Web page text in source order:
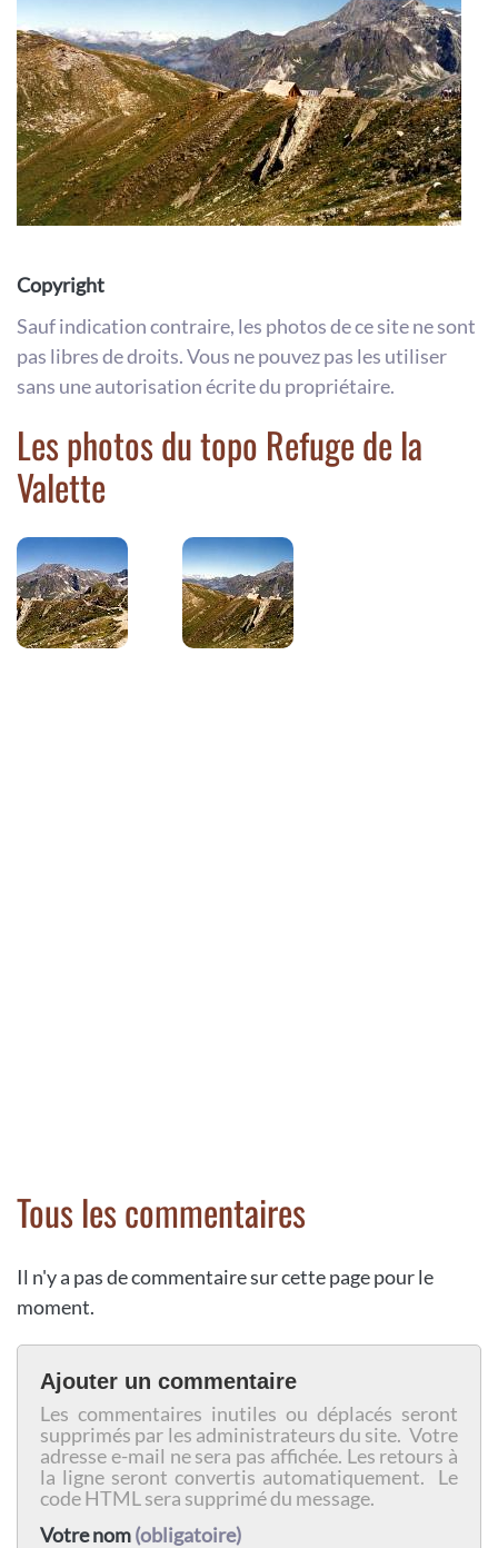
Copyright
Sauf indication contraire, les photos de ce site ne sont
pas libres de droits. Vous ne pouvez pas les utiliser
sans une autorisation écrite du propriétaire.
Les photos du topo Refuge de la
Valette
Tous les commentaires
Il n'y a pas de commentaire sur cette page pour le
moment.
Ajouter un commentaire
Les commentaires inutiles ou déplacés seront
supprimés par les administrateurs du site. Votre
adresse e-mail ne sera pas affichée. Les retours à
la ligne seront convertis automatiquement. Le
code HTML sera supprimé du message.
Votre nom(obligatoire)